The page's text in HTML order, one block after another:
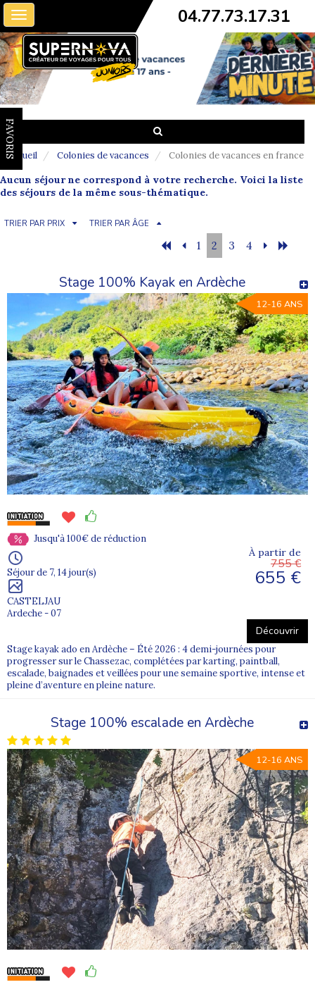
Toggle
navigation
04.77.73.17.31
FAVORIS
Accueil Colonies de vacances Colonies de vacances en france
Aucun séjour ne correspond à votre recherche. Voici la liste
des séjours de la même sous-thématique.
TRIER PAR PRIX TRIER PAR ÂGE
1 2 3 4
Stage 100% Kayak en Ardèche
12-16 ANS
Jusqu'à 100€ de réduction
Séjour de 7, 14 jour(s)
CASTELJAU
Ardeche - 07
À partir de
755 €
655 €
Découvrir
Stage kayak ado en Ardèche – Été 2026 : 4 demi-journées pour
progresser sur le Chassezac, complétées par karting, paintball,
escalade, baignades et veillées pour une semaine sportive, intense et
pleine d’aventure en pleine nature.
Stage 100% escalade en Ardèche
12-16 ANS